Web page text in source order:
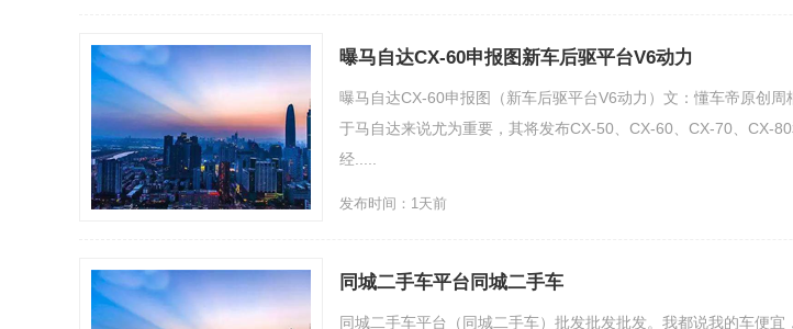
曝马自达CX-60申报图新车后驱平台V6动力
曝马自达CX-60申报图（新车后驱平台V6动力）文：懂车帝原创
于马自达来说尤为重要，其将发布CX-50、CX-60、CX-70、CX-
经.....
发布时间：1天前
同城二手车平台同城二手车
同城二手车平台（同城二手车）批发批发批发。我都说我的车便宜